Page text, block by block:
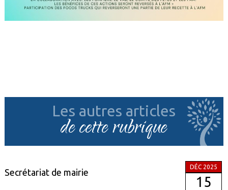
Les autres articles
de cette rubrique
Secrétariat de mairie
DÉC 2025
15